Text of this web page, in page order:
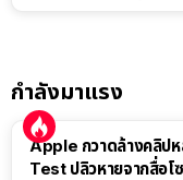
กำลังมาแรง
Apple กวาดล้างคลิป
Test ปลิวหายจากสื่อโ